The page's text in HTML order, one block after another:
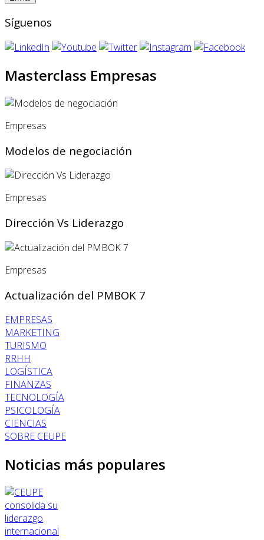
Síguenos
Masterclass Empresas
Empresas
Modelos de negociación
Empresas
Dirección Vs Liderazgo
Empresas
Actualización del PMBOK 7
EMPRESAS
MARKETING
TURISMO
RRHH
LOGÍSTICA
FINANZAS
TECNOLOGÍA
PSICOLOGÍA
CIENCIAS
SOBRE CEUPE
Noticias más populares